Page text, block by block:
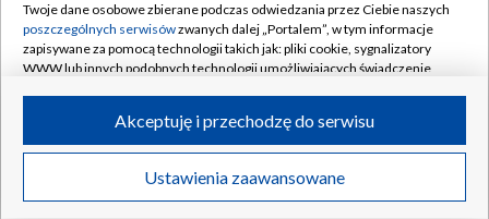
Rada Programowa
System NOS
Informacje o nadawcy
Program dla prasy
Ogłoszenie przetargowe
Kontakt
Kanały
©2026 Telewizja Polska S.A. w likwidacji
Twoje dane osobowe zbierane podczas odwiedzania przez Ciebie naszych
poszczególnych serwisówzwanych dalej „Portalem”, w tym informacje
zapisywane za pomocą technologii takich jak: pliki cookie, sygnalizatory
WWW lub innych podobnych technologii umożliwiających świadczenie
ruchu w Internecie.
Twoje dane osobowe zbierane podczas odwiedzania przez Ciebie
poszczególnych serwisówna Portalu, takie jak adresy IP, identyfikatory
Ustawienia zaawansowane
Akceptuję i przechodzę do serwisu